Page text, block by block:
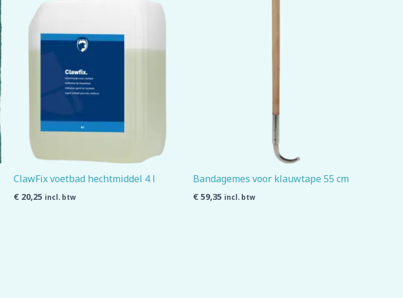
ClawFix voetbad hechtmiddel 4 l
€ 20,25 incl. btw
Bandagemes voor klauwtape 55 cm
€ 59,35 incl. btw